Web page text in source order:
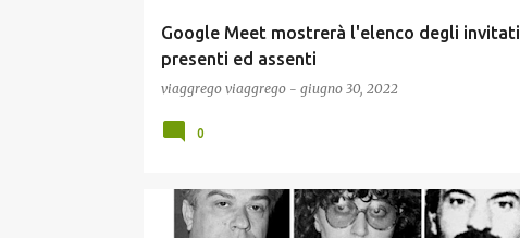
Google Meet mostrerà l'elenco degli invitati
presenti ed assenti
viaggrego viaggrego - giugno 30, 2022
0
NEWS POLITICA